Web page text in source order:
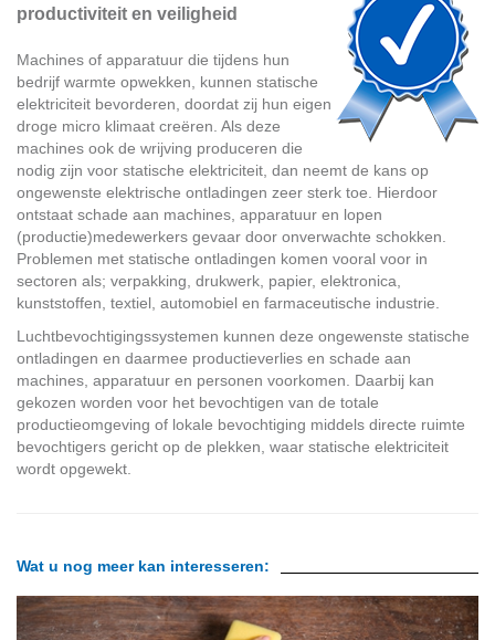
productiviteit en veiligheid
Machines of apparatuur die tijdens hun
bedrijf warmte opwekken, kunnen statische
elektriciteit bevorderen, doordat zij hun eigen
droge micro klimaat creëren. Als deze
machines ook de wrijving produceren die
nodig zijn voor statische elektriciteit, dan neemt de kans op
ongewenste elektrische ontladingen zeer sterk toe. Hierdoor
ontstaat schade aan machines, apparatuur en lopen
(productie)medewerkers gevaar door onverwachte schokken.
Problemen met statische ontladingen komen vooral voor in
sectoren als; verpakking, drukwerk, papier, elektronica,
kunststoffen, textiel, automobiel en farmaceutische industrie.
Luchtbevochtigingssystemen kunnen deze ongewenste statische
ontladingen en daarmee productieverlies en schade aan
machines, apparatuur en personen voorkomen. Daarbij kan
gekozen worden voor het bevochtigen van de totale
productieomgeving of lokale bevochtiging middels directe ruimte
bevochtigers gericht op de plekken, waar statische elektriciteit
wordt opgewekt.
Wat u nog meer kan interesseren: